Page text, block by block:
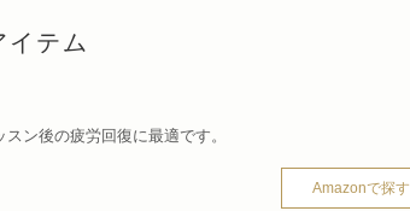
イテム
ン後の疲労回復に最適です。
Amazonで探す